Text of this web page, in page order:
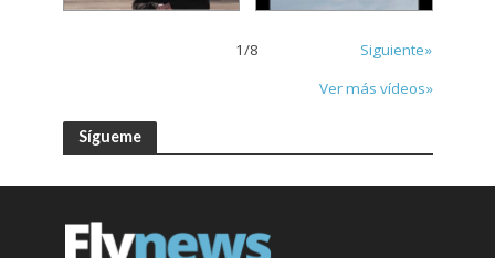
1/8
Siguiente»
Ver más vídeos»
Sígueme